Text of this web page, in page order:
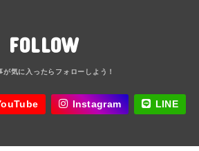
FOLLOW
Instagram LINE